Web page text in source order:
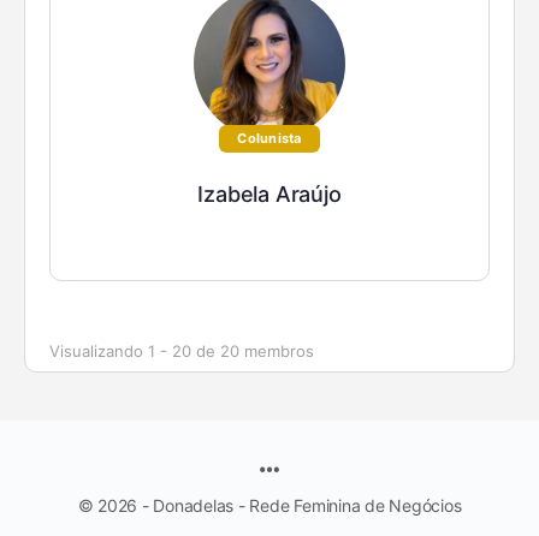
Colunista
Izabela Araújo
Visualizando 1 - 20 de 20 membros
© 2026 - Donadelas - Rede Feminina de Negócios